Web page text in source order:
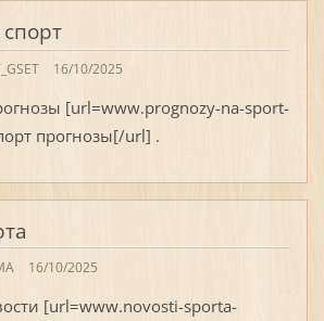
16/10/2025
[url=www.prognozy-na-sport-
прогнозы[/url] .
16/10/2025
[url=www.novosti-sporta-